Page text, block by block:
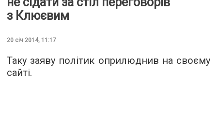
з Клюєвим
20 січ 2014, 11:17
Таку заяву політик оприлюднив на своєму
сайті.